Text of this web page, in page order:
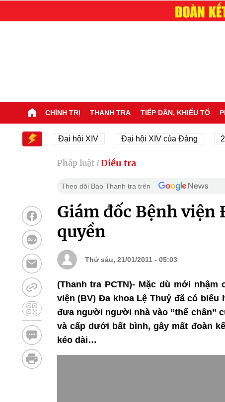
CHÍNH TRỊ THANH TRA TIẾP DÂN, KHIẾU TỐ
Đại hội XIV Đại hội XIV của Đảng 23/
Pháp luật / Điều tra
Theo dõi Báo Thanh tra trên
Giám đốc Bệnh viện
quyền
Thứ sáu, 21/01/2011 - 05:03
(Thanh tra PCTN)- Mặc dù mới
viện (BV) Đa khoa Lệ Thuỷ đã có
đưa người người nhà vào “thế chân”
và cấp dưới bất bình, gây mất đoàn
kéo dài…